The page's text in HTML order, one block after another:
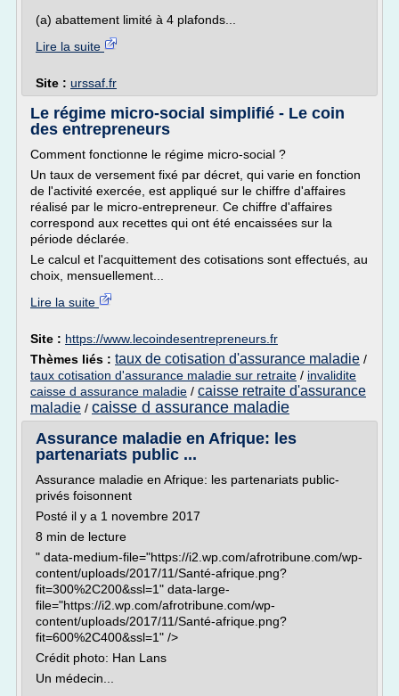
(a) abattement limité à 4 plafonds...
Lire la suite
Site : urssaf.fr
Le régime micro-social simplifié - Le coin
des entrepreneurs
Comment fonctionne le régime micro-social ?
Un taux de versement fixé par décret, qui varie en fonction
de l'activité exercée, est appliqué sur le chiffre d'affaires
réalisé par le micro-entrepreneur. Ce chiffre d'affaires
correspond aux recettes qui ont été encaissées sur la
période déclarée.
Le calcul et l'acquittement des cotisations sont effectués, au
choix, mensuellement...
Lire la suite
Site : https://www.lecoindesentrepreneurs.fr
Thèmes liés : taux de cotisation d'assurance maladie /
taux cotisation d'assurance maladie sur retraite / invalidite
caisse d assurance maladie / caisse retraite d'assurance
maladie / caisse d assurance maladie
Assurance maladie en Afrique: les
partenariats public ...
Assurance maladie en Afrique: les partenariats public-
privés foisonnent
Posté il y a 1 novembre 2017
8 min de lecture
" data-medium-file="https://i2.wp.com/afrotribune.com/wp-
content/uploads/2017/11/Santé-afrique.png?
fit=300%2C200&ssl=1" data-large-
file="https://i2.wp.com/afrotribune.com/wp-
content/uploads/2017/11/Santé-afrique.png?
fit=600%2C400&ssl=1" />
Crédit photo: Han Lans
Un médecin...